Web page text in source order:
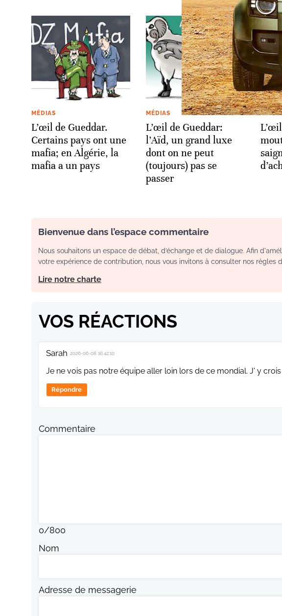
MÉDIAS
L’œil de Gueddar.
Certains pays ont une
mafia; en Algérie, la
mafia a un pays
MÉDIAS
L’œil de Gueddar:
l’Aïd, un grand luxe
dont on ne peut
(toujours) pas se
passer
Bienvenue dans l’espace commentaire
Nous souhaitons un espace de débat, d’échange et de dialogue. Afin
votre expérience de contribution, nous vous invitons à consulter nos règles
Lire notre charte
VOS RÉACTIONS
Sarah 2026-06-08 16:42:10
Je ne vois pas notre équipe aller loin lors de ce mondial. J' y
Répondre
Commentaire
0/800
Nom
Adresse de messagerie